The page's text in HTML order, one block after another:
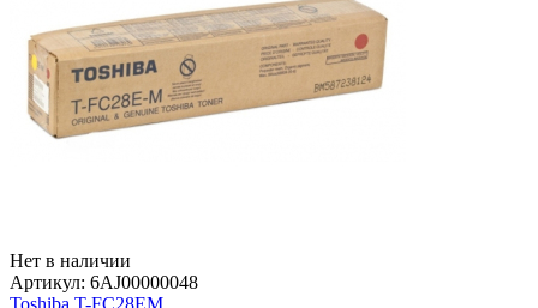
Нет в наличии
Артикул: 6AJ00000048
Toshiba T-FC28EM